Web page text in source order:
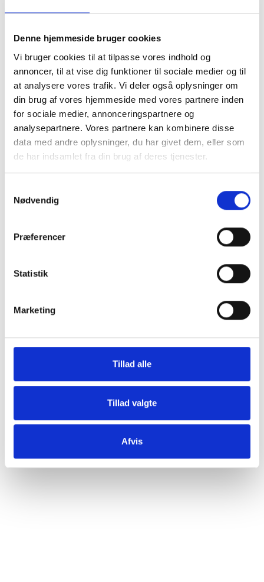
Denne hjemmeside bruger cookies
Vi bruger cookies til at tilpasse vores indhold og
annoncer, til at vise dig funktioner til sociale medier og til
at analysere vores trafik. Vi deler også oplysninger om
din brug af vores hjemmeside med vores partnere inden
for sociale medier, annonceringspartnere og
analysepartnere. Vores partnere kan kombinere disse
data med andre oplysninger, du har givet dem, eller som
de har indsamlet fra din brug af deres tjenester.
Nødvendig
Præferencer
Statistik
Marketing
Tillad alle
Tillad valgte
Afvis